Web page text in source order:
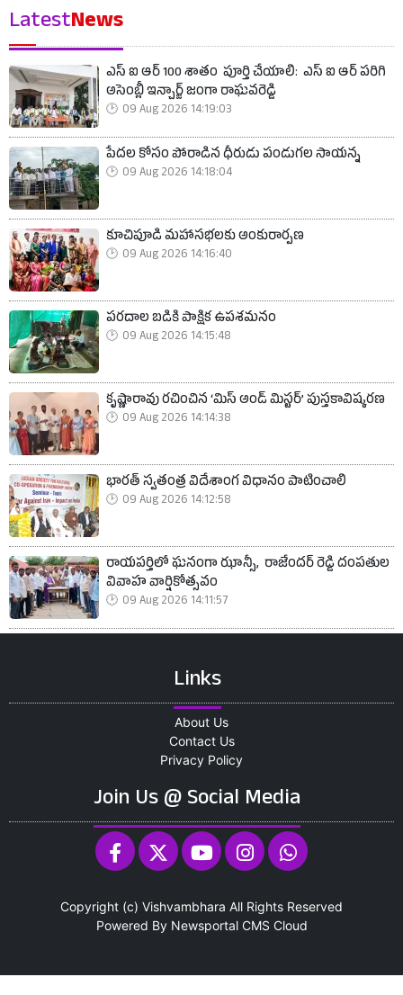
LatestNews
ఎస్ ఐ ఆర్ 100 శాతం పూర్తి చేయాలి: ఎస్ ఐ ఆర్ పరిగి
అసెంబ్లీ ఇన్చార్జ్ జంగా రాఘవరెడ్డి
09 Aug 2026 14:19:03
పేదల కోసం పోరాడిన ధీరుడు పండుగల సాయన్న
09 Aug 2026 14:18:04
కూచిపూడి మహాసభలకు అంకురార్పణ
09 Aug 2026 14:16:40
పరదాల బడికి పాక్షిక ఉపశమనం
09 Aug 2026 14:15:48
కృష్ణారావు రచించిన ‘మిస్ అండ్ మిస్టర్’ పుస్తకావిష్కరణ
09 Aug 2026 14:14:38
భారత్ స్వతంత్ర విదేశాంగ విధానం పాటించాలి
09 Aug 2026 14:12:58
రాయపర్తిలో ఘనంగా ఝాన్సీ, రాజేందర్ రెడ్డి దంపతుల
వివాహ వార్షికోత్సవం
09 Aug 2026 14:11:57
Links
About Us
Contact Us
Privacy Policy
Join Us @ Social Media
Copyright (c) Vishvambhara All Rights Reserved
Powered By Newsportal CMS Cloud